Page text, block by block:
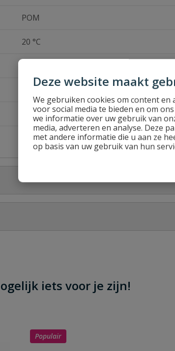
Deze website maakt
We gebruiken cookies om content
voor social media te bieden en om
we informatie over uw gebruik van
media, adverteren en analyse. Deze
met andere informatie die u aan ze
op basis van uw gebruik van hun
POM
20 °C
200 stuks
60 °C
iets voor je zijn!
Populair